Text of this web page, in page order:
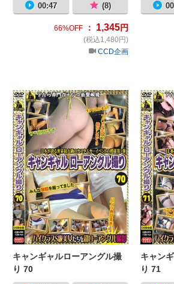
00:47 (8)
66%OFF ： 1,345円
(税込1,480円)
CCD企画
キャンギ
キャンギャルローアングル撮
り 70
キャン
り 71